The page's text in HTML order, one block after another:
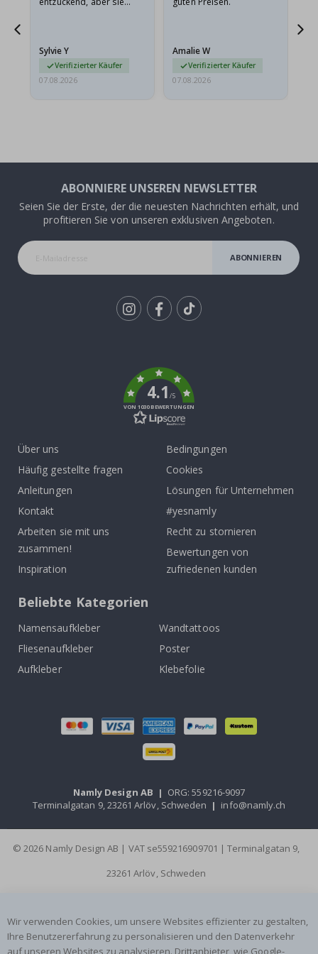
sie…
Sylvie Y
Verifizierter Käufer
07.08.2026
Amalie W
Verifizierter Käufer
07.08.2026
ABONNIERE UNSEREN NEWSLETTER
Seien Sie der Erste, der die neuesten Nachrichten erhält, und
profitieren Sie von unseren exklusiven Angeboten.
ABONNIEREN
4.1/5
VON 1030 BEWERTUNGEN
Über uns
Häufig gestellte fragen
Anleitungen
Kontakt
Arbeiten sie mit uns
zusammen!
Inspiration
Bedingungen
Cookies
Lösungen für Unternehmen
#yesnamly
Recht zu stornieren
Bewertungen von
zufriedenen kunden
Beliebte Kategorien
Namensaufkleber
Wandtattoos
Fliesenaufkleber
Poster
Aufkleber
Klebefolie
Namly Design AB | ORG: 559216-9097
Terminalgatan 9, 23261 Arlöv, Schweden | info@namly.ch
© 2026 Namly Design AB | VAT se559216909701 | Terminalgatan 9,
23261 Arlöv, Schweden
Wir verwenden Cookies, um unsere Websites effizienter zu gestalten,
Ihre Benutzererfahrung zu personalisieren und den Datenverkehr
auf unseren Websites zu analysieren. Drittanbieter, wie Google-